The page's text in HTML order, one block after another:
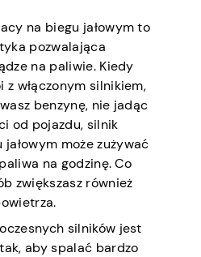
na biegu jałowym to
pozwalająca
na paliwie. Kiedy
włączonym silnikiem,
benzynę, nie jadąc
od pojazdu, silnik
może zużywać
na godzinę. Co
zwiększasz również
silników jest
aby spalać bardzo